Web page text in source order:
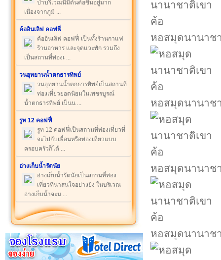
ป่าบริเวณนี้มีต้นค้อขึ้นอยู่มาก
เนื่องจากภูมิ ...
ค้ออินเลิฟ คอฟฟี่
ค้ออินเลิฟ คอฟฟี่ เป็นทั้งร้านกาแฟ
ร้านอาหาร และจุดแวะพัก รวมถึง
เป็นสถานที่ท่องเ ...
วนอุทยานน้ำตกธารทิพย์
วนอุทยานน้ำตกธารทิพย์เป็นสถานที่
ท่องเที่ยวยอดนิยมในเพชรบูรณ์
น้ำตกธารทิพย์ เป็นน ...
รูท 12 คอฟฟี่
รูท 12 คอฟฟี่เป็นสถานที่ท่องเที่ยวที่
จะไปกับเพื่อนหรือท่องเที่ยวแบบ
ครอบครัวก็ได้ ...
อ่างเก็บน้ำรัตนัย
อ่างเก็บน้ำรัตนัยเป็นสถานที่ท่อง
เที่ยวที่น่าสนใจอย่างยิ่ง ในบริเวณ
อ่างเก็บน้ำจะม ...
หอสมุดนานาช
หอสมุดนานาช
หอสมุดนานาช
หอสมุดนานาช